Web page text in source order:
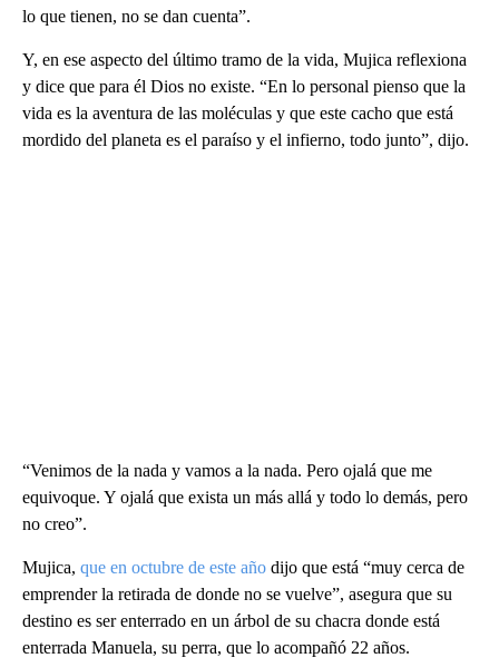
lo que tienen, no se dan cuenta”.
Y, en ese aspecto del último tramo de la vida, Mujica reflexiona
y dice que para él Dios no existe. “En lo personal pienso que la
vida es la aventura de las moléculas y que este cacho que está
mordido del planeta es el paraíso y el infierno, todo junto”, dijo.
“Venimos de la nada y vamos a la nada. Pero ojalá que me
equivoque. Y ojalá que exista un más allá y todo lo demás, pero
no creo”.
Mujica, que en octubre de este año dijo que está “muy cerca de
emprender la retirada de donde no se vuelve”, asegura que su
destino es ser enterrado en un árbol de su chacra donde está
enterrada Manuela, su perra, que lo acompañó 22 años.